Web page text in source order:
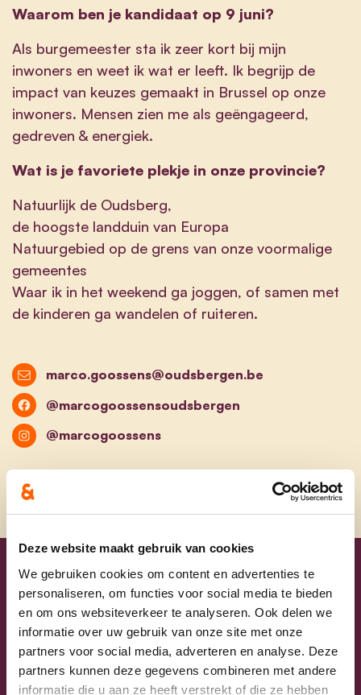
Deze website maakt gebruik van cookies
We gebruiken cookies om content en advertenties te
personaliseren, om functies voor social media te bieden
en om ons websiteverkeer te analyseren. Ook delen we
informatie over uw gebruik van onze site met onze
partners voor social media, adverteren en analyse. Deze
partners kunnen deze gegevens combineren met andere
informatie die u aan ze heeft verstrekt of die ze hebben
Waarom ben je kandidaat op 9 juni?
Als burgemeester sta ik zeer kort bij mijn
inwoners en weet ik wat er leeft. Ik begrijp de
impact van keuzes gemaakt in Brussel op onze
inwoners. Mensen zien me als geëngageerd,
gedreven & energiek.
Wat is je favoriete plekje in onze provincie?
Natuurlijk de Oudsberg,
de hoogste landduin van Europa
Natuurgebied op de grens van onze voormalige
gemeentes
Waar ik in het weekend ga joggen, of samen met
de kinderen ga wandelen of ruiteren.
marco.goossens@oudsbergen.be
@marcogoossensoudsbergen
@marcogoossens
Uw lijsttrekkers